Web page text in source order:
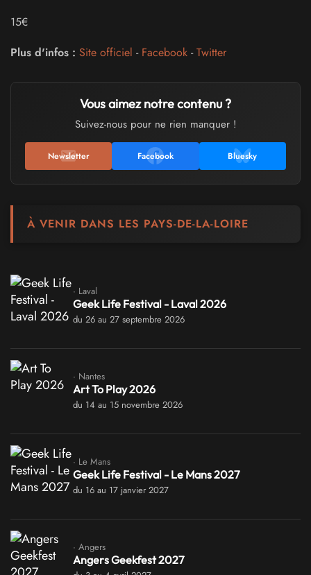
15€
Plus d'infos : Site officiel - Facebook -Twitter
Vous aimez notre contenu ?
Suivez-nous pour ne rien manquer !
Newsletter Facebook Bluesky
À VENIR DANS LES PAYS-DE-LA-LOIRE
· Laval
Geek Life Festival - Laval 2026
du 26 au 27 septembre 2026
· Nantes
Art To Play 2026
du 14 au 15 novembre 2026
· Le Mans
Geek Life Festival - Le Mans 2027
du 16 au 17 janvier 2027
· Angers
Angers Geekfest 2027